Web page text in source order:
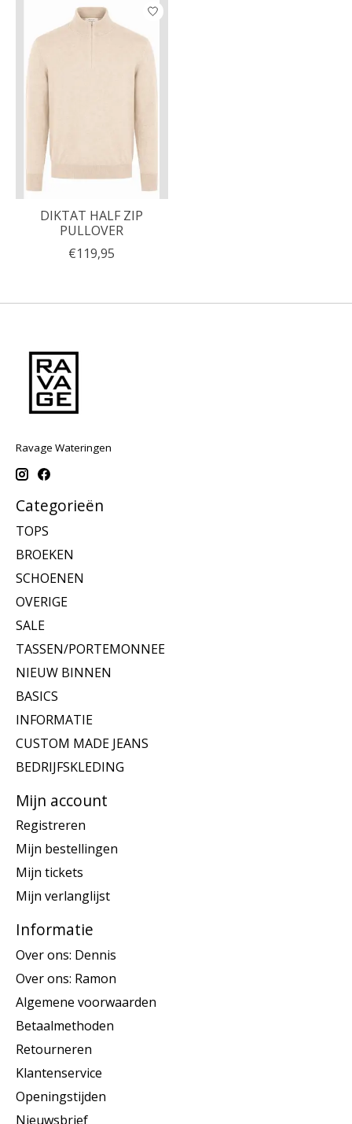
DIKTAT HALF ZIP
PULLOVER
€119,95
Ravage Wateringen
Categorieën
TOPS
BROEKEN
SCHOENEN
OVERIGE
SALE
TASSEN/PORTEMONNEE
NIEUW BINNEN
BASICS
INFORMATIE
CUSTOM MADE JEANS
BEDRIJFSKLEDING
Mijn account
Registreren
Mijn bestellingen
Mijn tickets
Mijn verlanglijst
Informatie
Over ons: Dennis
Over ons: Ramon
Algemene voorwaarden
Betaalmethoden
Retourneren
Klantenservice
Openingstijden
Nieuwsbrief